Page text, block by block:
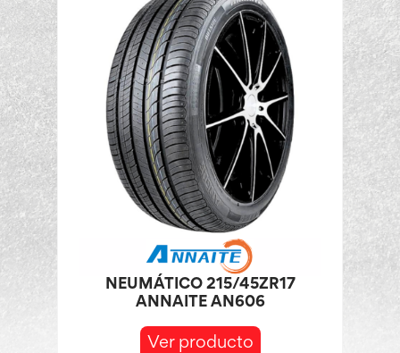
NEUMÁTICO 215/45ZR17
ANNAITE AN606
Ver producto